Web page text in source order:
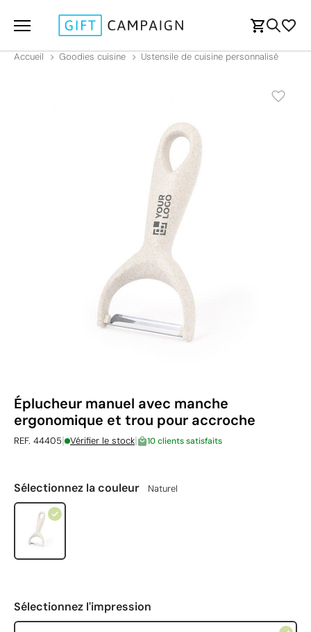
Accueil Goodies cuisine Ustensile de cuisine personnalisé
Éplucheur manuel avec manche
ergonomique et trou pour accroche
REF. 44405| Vérifier le stock| 10 clients satisfaits
Sélectionnez la couleur Naturel
Sélectionnez l'impression